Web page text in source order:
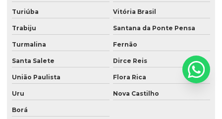
Turiúba Vitória Brasil
Trabiju Santana da Ponte Pensa
Turmalina Fernão
Santa Salete Dirce Reis
União Paulista Flora Rica
Uru Nova Castilho
Borá